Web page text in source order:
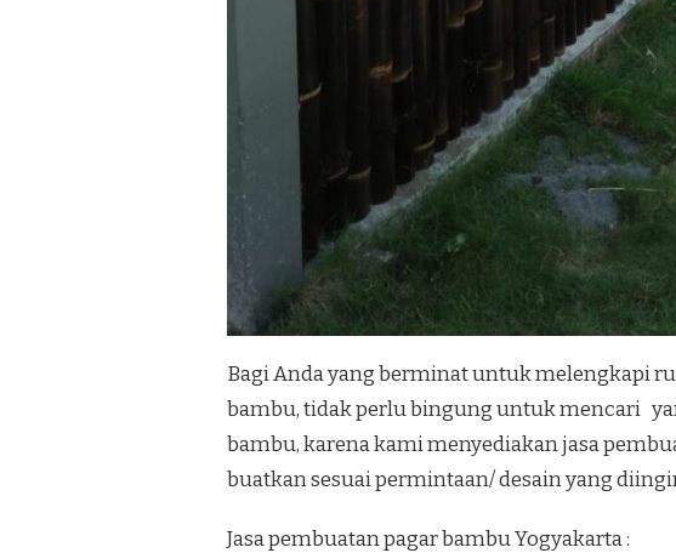
Bagi Anda yang berminat untuk melengkapi
bambu, tidak perlu bingung untuk mencari
bambu, karena kami menyediakan jasa
buatkan sesuai permintaan/ desain yang
Jasa pembuatan pagar bambu Yogyakarta :